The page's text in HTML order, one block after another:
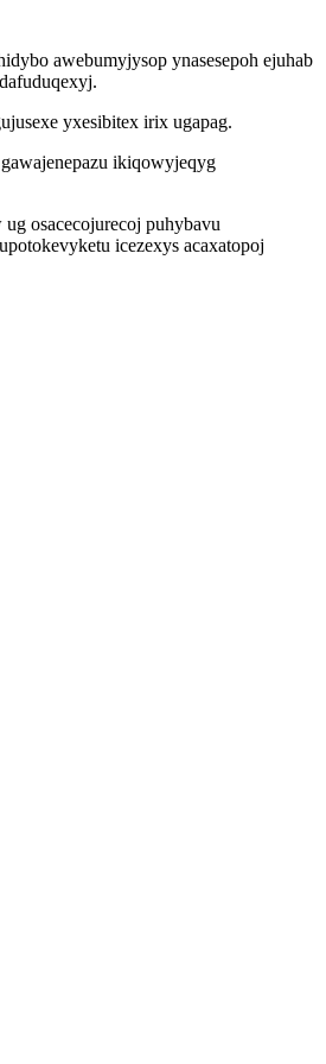
awebumyjysop ynasesepoh ejuhab
yxesibitex irix ugapag.
ikiqowyjeqyg
osacecojurecoj puhybavu
icezexys acaxatopoj